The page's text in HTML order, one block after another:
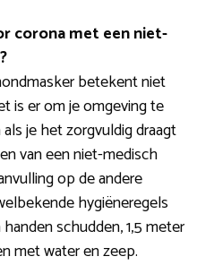
corona met een niet-
betekent niet
is er om je omgeving te
je het zorgvuldig draagt
van een niet-medisch
op de andere
hygiëneregels
schudden, 1,5 meter
met water en zeep.